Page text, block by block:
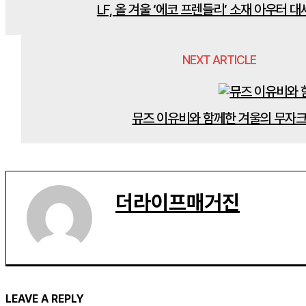
LF, 올 겨울 ‘에코 프렌들리’ 소재 아우터 대
NEXT ARTICLE
뮤즈 이유비와 함께한 겨울의 무자
더라이프매거진
LEAVE A REPLY